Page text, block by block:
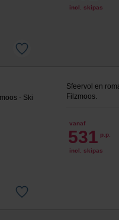
incl. skipas
Sfeervol en
Filzmoos.
vanaf
531 p.p.
incl. skipas